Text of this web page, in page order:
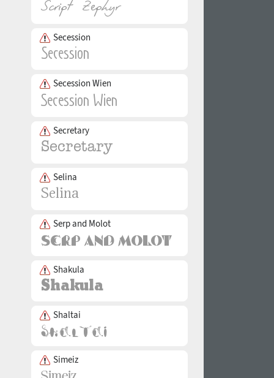
Secession
Secession Wien
Secretary
Selina
Serp and Molot
Shakula
Shaltai
Simeiz